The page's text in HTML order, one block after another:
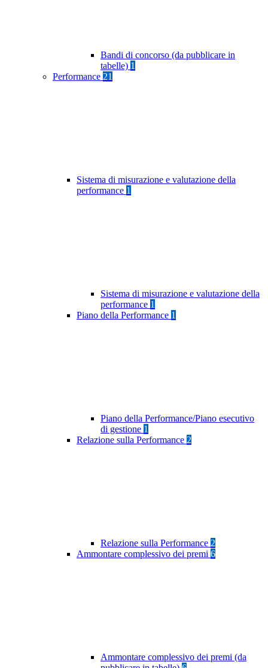
Bandi di concorso (da pubblicare in
tabelle) 1
Performance 21
Sistema di misurazione e valutazione della
performance 1
Sistema di misurazione e valutazione della
performance 1
Piano della Performance 1
Piano della Performance/Piano esecutivo
di gestione 1
Relazione sulla Performance 2
Relazione sulla Performance 2
Ammontare complessivo dei premi 6
Ammontare complessivo dei premi (da